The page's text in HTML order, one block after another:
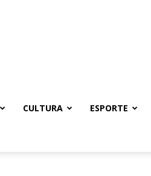
CULTURA ESPORTE